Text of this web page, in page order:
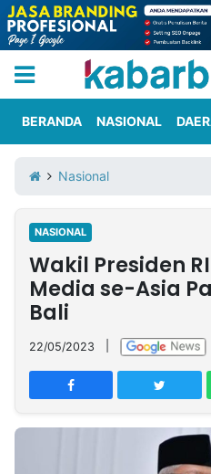
Iklan
Berita
Kami
Nasional
International
Olahraga
Entertainment
Daerah
Pariwisata
Kuliner
Kolom
Network
PT
TREETAN
INDONESIA
BERANDA NASIONAL
Nasional
NASIONAL
Wakil Presiden
Media se-Asia
Bali
22/05/2023